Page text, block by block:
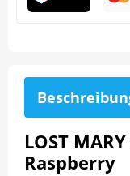
LOST
Raspberry